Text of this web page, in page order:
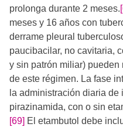
prolonga durante 2 meses.
meses y 16 años con
derrame pleural
paucibacilar, no cavitaria,
y sin patrón miliar)
de este régimen. La fase
la administración diaria
pirazinamida, con o sin
[69]
El etambutol debe